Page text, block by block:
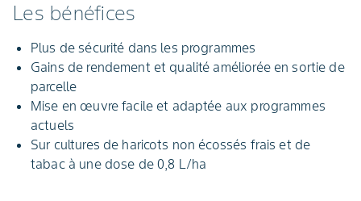
Les bénéfices
Plus de sécurité dans les programmes
Gains de rendement et qualité améliorée en sortie de
parcelle
Mise en œuvre facile et adaptée aux programmes
actuels
Sur cultures de haricots non écossés frais et de
tabac à une dose de 0,8 L/ha